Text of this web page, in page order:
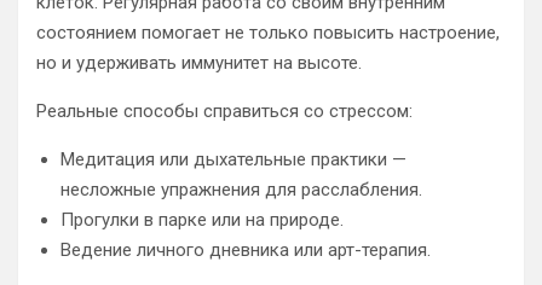
состоянием помогает не только повысить настроение,
но и удерживать иммунитет на высоте.
Реальные способы справиться со стрессом:
Медитация или дыхательные практики —
несложные упражнения для расслабления.
Прогулки в парке или на природе.
Ведение личного дневника или арт-терапия.